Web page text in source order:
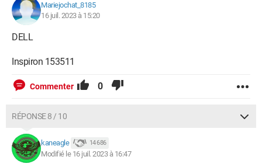
Mariejochat_8185
16 juil. 2023 à 15:20
DELL
Inspiron 153511
Commenter 0
RÉPONSE 8 / 10
kaneagle 14 686
Modifié le 16 juil. 2023 à 16:47